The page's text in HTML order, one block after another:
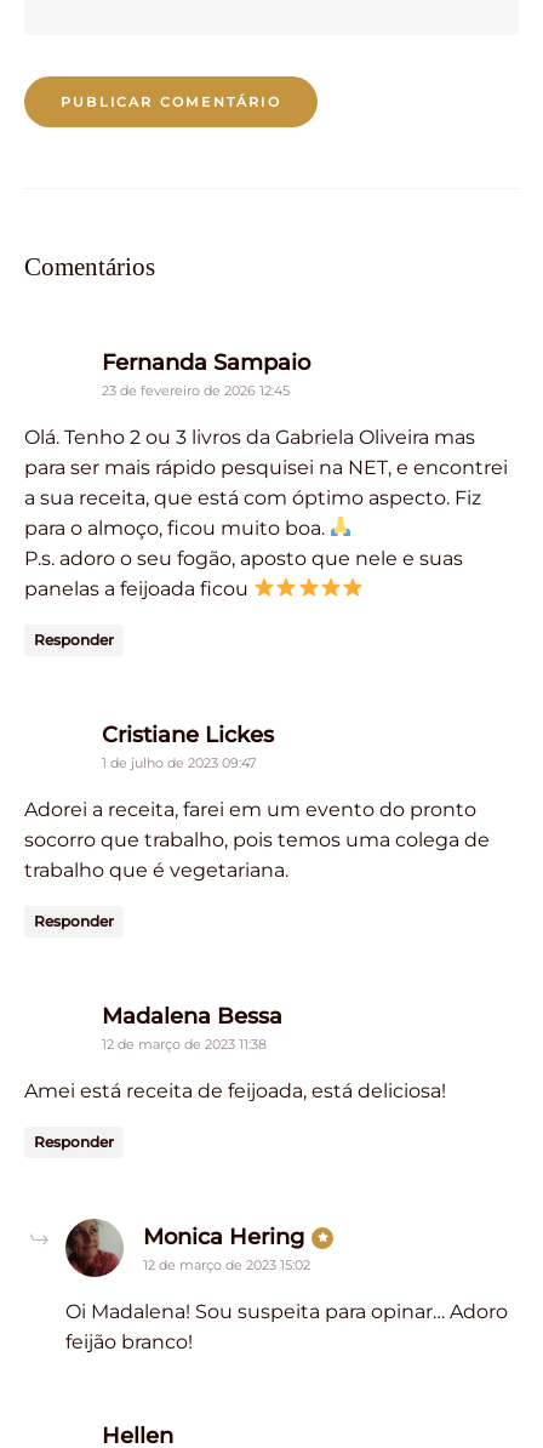
Comentários
Fernanda Sampaiosays:
23 de fevereiro de 2026 12:45
Olá. Tenho 2 ou 3 livros da Gabriela Oliveira mas
para ser mais rápido pesquisei na NET, e encontrei
a sua receita, que está com óptimo aspecto. Fiz
para o almoço, ficou muito boa.
P.s. adoro o seu fogão, aposto que nele e suas
panelas a feijoada ficou
Responder
Cristiane Lickessays:
1 de julho de 2023 09:47
Adorei a receita, farei em um evento do pronto
socorro que trabalho, pois temos uma colega de
trabalho que é vegetariana.
Responder
Madalena Bessa
12 de março de 2023 11:38
Amei está receita de feijoada, está deliciosa!
Responder
Monica Hering says:
12 de março de 2023 15:02
Oi Madalena! Sou suspeita para opinar… Adoro
feijão branco!
Hellensays: